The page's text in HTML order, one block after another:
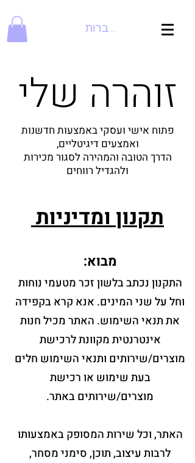
להתחברות
זוהרה שלי
פתוח אישי ועסקי באמצעות חדשנות
ואמצעים דיגיטליים,
הדרך הטובה והמהירה לסגור מכירות
ולהגדיל רווחים
תקנון ומדיניות
מבוא:
התקנון נכתב בלשון זכר מטעמי נוחות
וחל על שני המינים. אנא קרא בקפידה
את תנאי השימוש. האתר מכיל חנות
אינטרנטית מקוונת לרכישת
מוצרים/שירותים ותנאי השימוש חלים
בעת שימוש או רכישת
מוצרים/שירותים באתר.
האתר, וכל שירות המסופק באמצעותו
לרבות עיצוב, תוכן, סימני מסחר,